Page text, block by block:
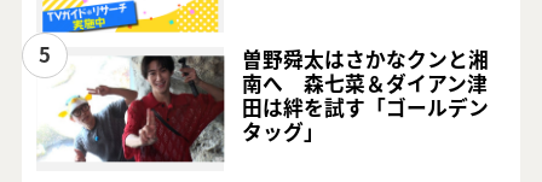
5
曽野舜太はさかなクンと湘
南へ 森七菜＆ダイアン津
田は絆を試す「ゴールデン
タッグ」